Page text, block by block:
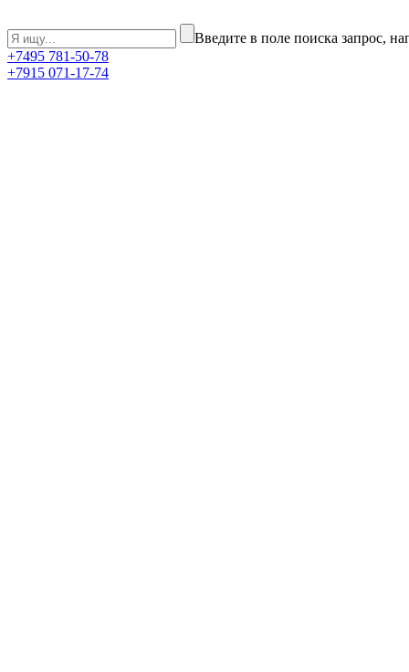
Введите в поле поиска запрос,
+7495 781-50-78
+7915 071-17-74